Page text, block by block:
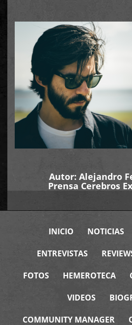
Autor: Alejandro
Prensa Cerebros
INICIO NOTICIAS
ENTREVISTAS
FOTOS HEMEROTECA
VIDEOS
COMMUNITY MANAGER